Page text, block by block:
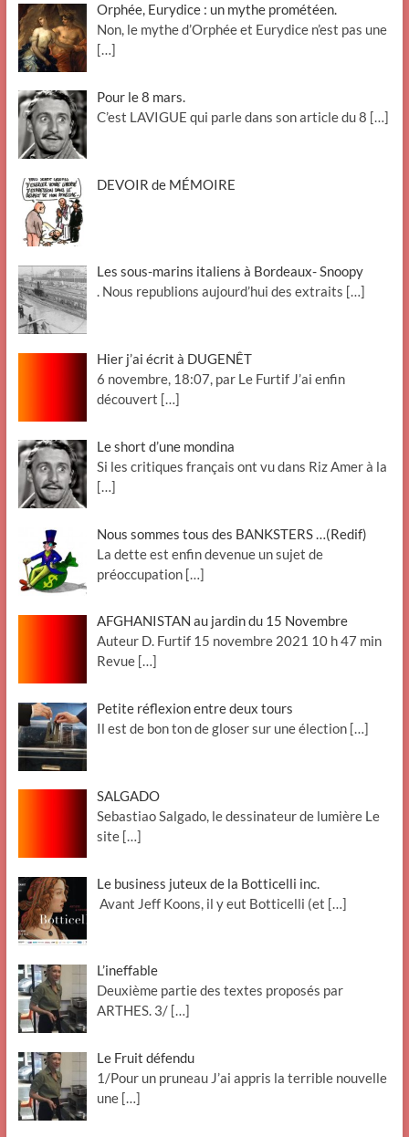
Orphée, Eurydice : un mythe prométéen.
Non, le mythe d’Orphée et Eurydice n’est pas une
[…]
Pour le 8 mars.
C’est LAVIGUE qui parle dans son article du 8 […]
DEVOIR de MÉMOIRE
Les sous-marins italiens à Bordeaux- Snoopy
. Nous republions aujourd’hui des extraits […]
Hier j’ai écrit à DUGENÊT
6 novembre, 18:07, par Le Furtif J’ai enfin
découvert […]
Le short d’une mondina
Si les critiques français ont vu dans Riz Amer à la
[…]
Nous sommes tous des BANKSTERS …(Redif)
La dette est enfin devenue un sujet de
préoccupation […]
AFGHANISTAN au jardin du 15 Novembre
Auteur D. Furtif 15 novembre 2021 10 h 47 min
Revue […]
Petite réflexion entre deux tours
Il est de bon ton de gloser sur une élection […]
SALGADO
Sebastiao Salgado, le dessinateur de lumière Le
site […]
Le business juteux de la Botticelli inc.
Avant Jeff Koons, il y eut Botticelli (et […]
L’ineffable
Deuxième partie des textes proposés par
ARTHES. 3/ […]
Le Fruit défendu
1/Pour un pruneau J’ai appris la terrible nouvelle
une […]